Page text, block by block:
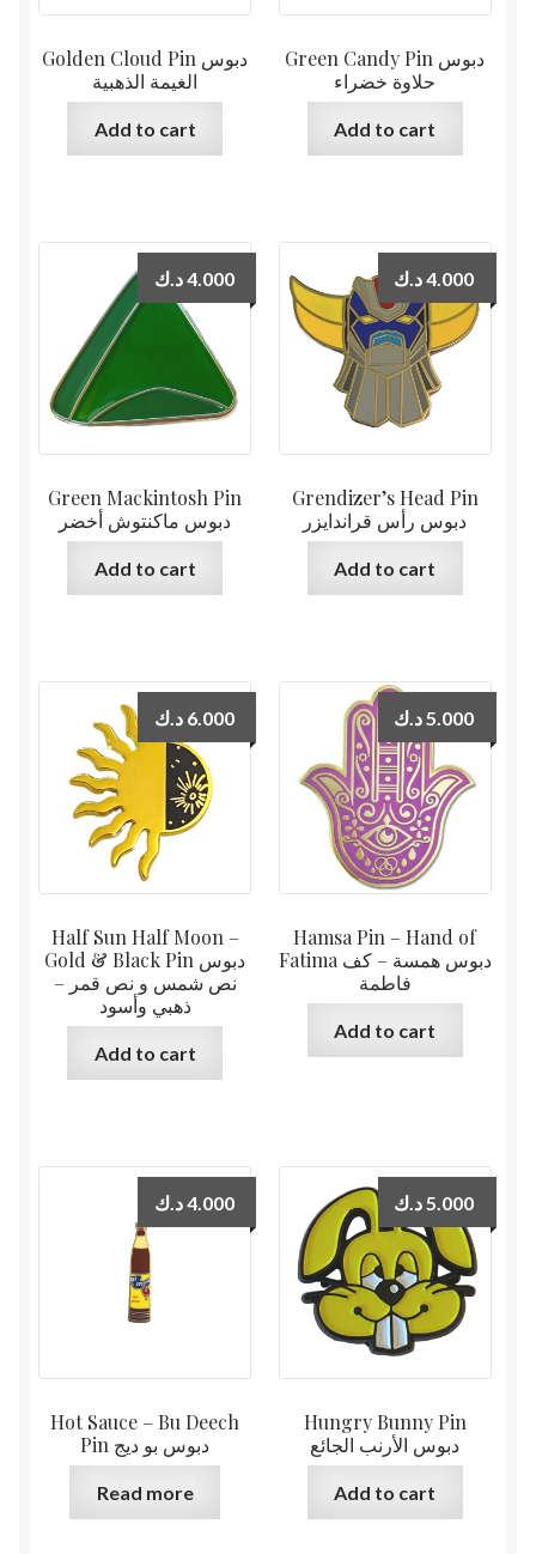
Golden Cloud Pin دبوس
الغيمة الذهبية
Add to cart
Green Candy Pin دبوس
حلاوة خضراء
Add to cart
Green Mackintosh Pin
دبوس ماكنتوش أخضر
4.000د.ك
Add to cart
Grendizer’s Head Pin
دبوس رأس قراندايزر
4.000د.ك
Add to cart
Half Sun Half Moon –
Gold & Black Pin دبوس
نص شمس و نص قمر –
ذهبي وأسود
6.000 د.ك
Add to cart
Hamsa Pin – Hand of
Fatima دبوس همسة – كف
فاطمة
5.000د.ك
Add to cart
Hot Sauce – Bu Deech
Pin دبوس بو ديج
4.000د.ك
Read more
Hungry Bunny Pin
دبوس الأرنب الجائع
5.000د.ك
Add to cart